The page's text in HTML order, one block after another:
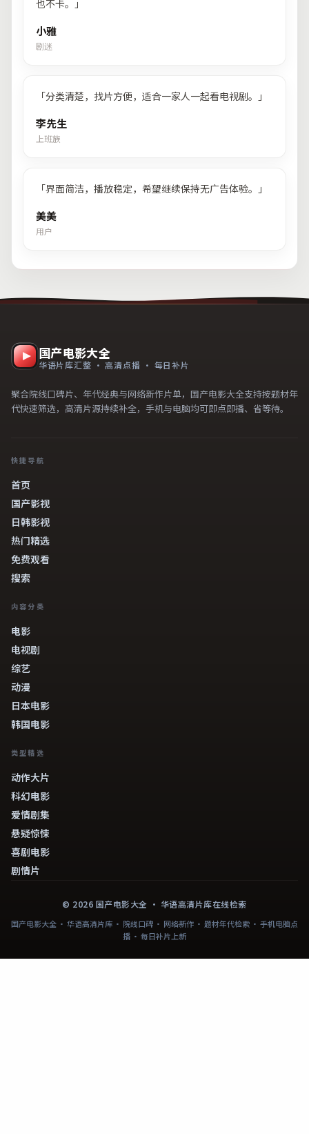
也不卡。
」
小雅
剧迷
「分类清楚，找片方便，适合一家人一起看电视剧。 」
李先生
上班族
「界面简洁，播放稳定，希望继续保持无广告体验。 」
美美
用户
国产电影大全
华语片库汇整 · 高清点播 · 每日补片
聚合院线口碑片、年代经典与网络新作片单，国产电影大全支持按题材年
代快速筛选，高清片源持续补全，手机与电脑均可即点即播、省等待。
快捷导航
首页
国产影视
日韩影视
热门精选
免费观看
搜索
内容分类
电影
电视剧
综艺
动漫
日本电影
韩国电影
类型精选
动作大片
科幻电影
爱情剧集
悬疑惊悚
喜剧电影
剧情片
© 2026 国产电影大全 · 华语高清片库在线检索
国产电影大全 · 华语高清片库 · 院线口碑 · 网络新作 · 题材年代检索 · 手机电脑点
播 · 每日补片上新